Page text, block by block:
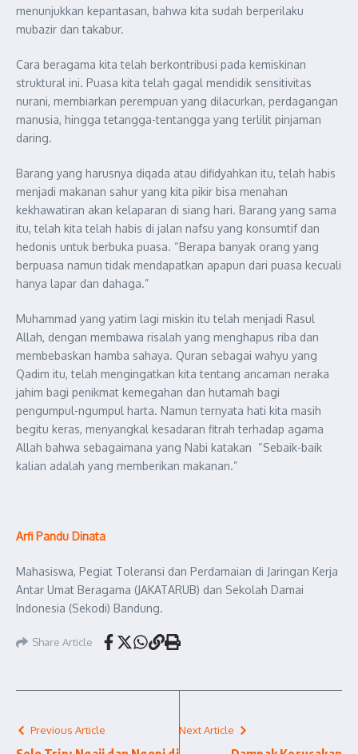
menunjukkan kepantasan, bahwa kita sudah berperilaku
mubazir dan takabur.
Cara beragama kita telah berkontribusi pada kemiskinan
struktural ini. Puasa kita telah gagal mendidik sensitivitas
nurani, membiarkan perempuan yang dilacurkan, perdagangan
manusia, hingga tetangga-tentangga yang terlilit pinjaman
daring.
Barang yang harusnya diqada atau difidyahkan itu, telah habis
menjadi makanan sahur yang kita pikir bisa menahan
kekhawatiran akan kelaparan di siang hari. Barang yang sama
itu, telah kita telah habis di jalan nafsu yang konsumtif dan
hedonis untuk berbuka puasa. “Berapa banyak orang yang
berpuasa namun tidak mendapatkan apapun dari puasa kecuali
hanya lapar dan dahaga.”
Muhammad yang yatim lagi miskin itu telah menjadi Rasul
Allah, dengan membawa risalah yang menghapus riba dan
membebaskan hamba sahaya. Quran sebagai wahyu yang
Qadim itu, telah mengingatkan kita tentang ancaman neraka
jahim bagi penikmat kemegahan dan hutamah bagi
pengumpul-ngumpul harta. Namun ternyata hati kita masih
begitu keras, menyangkal kesadaran fitrah terhadap agama
Allah bahwa sebagaimana yang Nabi katakan “Sebaik-baik
kalian adalah yang memberikan makanan.”
Arfi Pandu Dinata
Mahasiswa, Pegiat Toleransi dan Perdamaian di Jaringan Kerja
Antar Umat Beragama (JAKATARUB) dan Sekolah Damai
Indonesia (Sekodi) Bandung.
Share Article
Previous Article Next Article